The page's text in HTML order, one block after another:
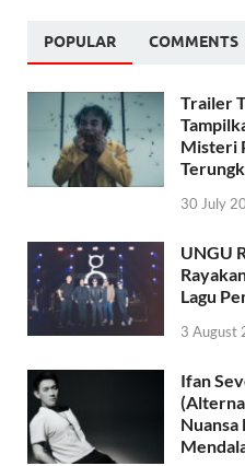
POPULAR COMMENTS
Trailer
Misteri
30 July
UNGU
Lagu
3 August
Ifan
Nuansa